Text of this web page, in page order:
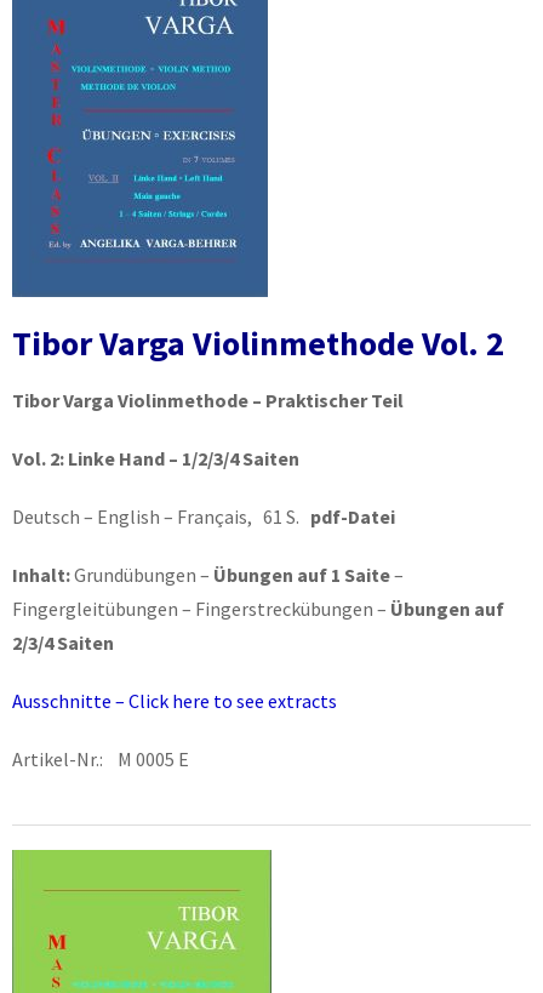
Tibor Varga Violinmethode Vol. 2
Tibor Varga Violinmethode – Praktischer Teil
Vol. 2: Linke Hand – 1/2/3/4 Saiten
Deutsch – English – Français, 61 S. pdf-Datei
Inhalt:Grundübungen – Übungen auf 1 Saite–
Fingergleitübungen – Fingerstreckübungen – Übungen auf
2/3/4 Saiten
Ausschnitte – Click here to see extracts
Artikel-Nr.: M 0005 E